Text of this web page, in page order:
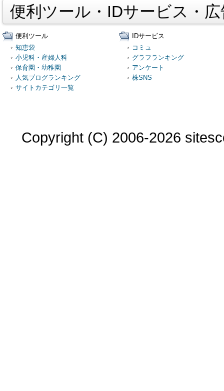
便利ツール・IDサービス・
便利ツール
知恵袋
小児科・産婦人科
保育園・幼稚園
人気ブログランキング
サイトカテゴリ一覧
IDサービス
コミュ
グラフランキング
アンケート
株SNS
Copyright (C) 2006-2026